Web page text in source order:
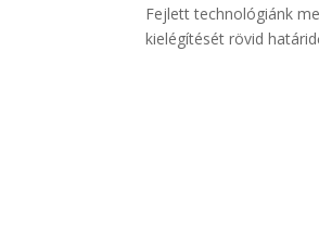
Fejlett technológiánk
kielégítését rövid